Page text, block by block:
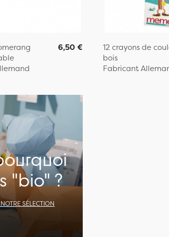
6,50 €
12 crayons de
bois
Fabricant
"bio" ?
SÉLECTION